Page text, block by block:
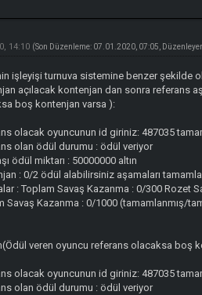
14:10 (Son Düzenleme: 07.01.2020, 07:05,
işleyişi turnuva sistemine benzer şekilde
açılacak kontenjan dan sonra referans
boş kontenjan varsa ):
olacak oyuncunun id giriniz: 487035
olan ödül durumu : ödül veriyor
ödül miktarı : 50000000 altın
: 0/2 ödül alabilirsiniz aşamaları
: Toplam Savaş Kazanma : 0/300 Rozet
Savaş Kazanma : 0/1000 (tamamlanmış/
veren oyuncu referans olacaksa boş
olacak oyuncunun id giriniz: 487035
olan ödül durumu : ödül veriyor